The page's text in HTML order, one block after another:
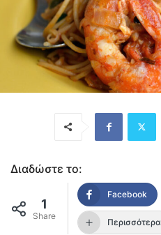
Διαδώστε το:
1
Share
Facebook
Περισσότερα